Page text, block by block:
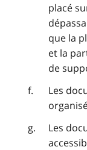
placé
que la
et la
de
Les
Les